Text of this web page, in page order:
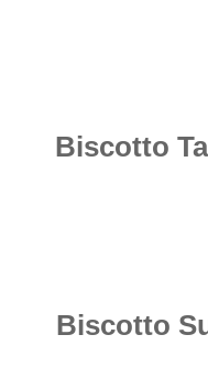
Biscotto
Biscotto